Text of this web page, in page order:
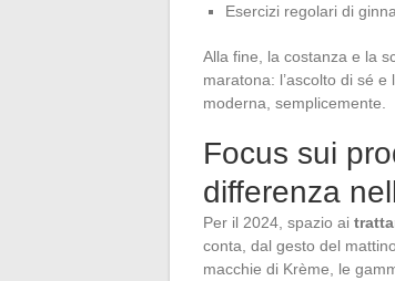
Esercizi regolari di
Alla fine, la costanza e la
maratona: l’ascolto di sé
moderna, semplicemente.
Focus sui
differenza
Per il 2024, spazio ai
conta, dal gesto del
macchie di Krème, le